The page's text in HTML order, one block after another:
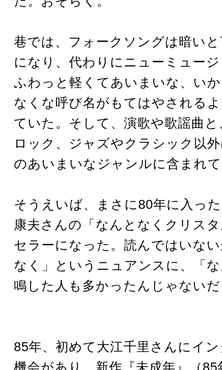
巷では、フォークソングは暗い
になり、代わりにニューミュー
ふわっと軽くてあいまいな、い
なくな呼び名がもてはやされる
ていた。そして、演歌や歌謡曲
ロック、ジャズやクラシック以
のあいまいなジャンルに含まれ
そうえいば、まさに80年に入っ
康夫さんの「なんとなくクリス
セラーになった。読んではいな
なく」というニュアンスに、「
鳴した人も多かったんじゃない
85年、初めて大江千里さんにイ
機会があり、新作『未成年』（85